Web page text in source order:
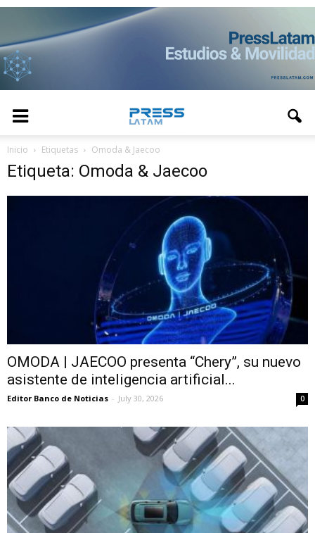
Inicio Etiquetas Omoda & Jaecoo
Etiqueta: Omoda & Jaecoo
OMODA | JAECOO presenta “Chery”, su nuevo
asistente de inteligencia artificial...
Editor Banco de Noticias - July 30, 2026 0